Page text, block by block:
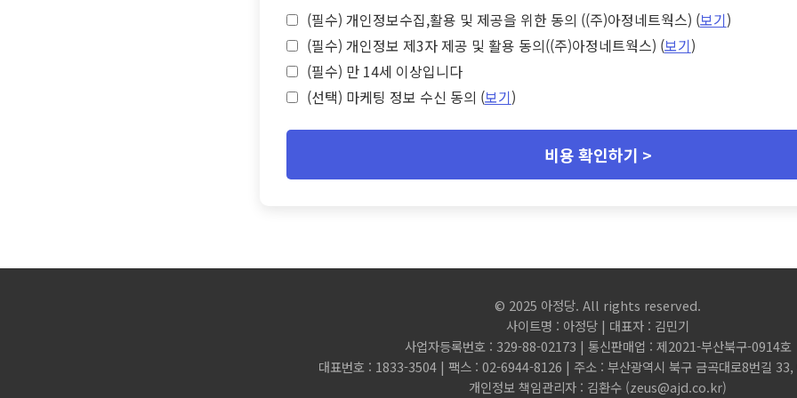
(필수) 개인정보수집,활용 및 제공을 위한 동의 ((주)아정네트웍스) (보기)
(필수) 개인정보 제3자 제공 및 활용 동의((주)아정네트웍스) (보기)
(필수) 만 14세 이상입니다
(선택) 마케팅 정보 수신 동의 (보기)
비용 확인하기 >
© 2025 아정당. All rights reserved.
사이트명 : 아정당 | 대표자 : 김민기
사업자등록번호 : 329-88-02173 | 통신판매업 : 제2021-부산북구-0914호
대표번호 : 1833-3504 | 팩스 : 02-6944-8126 | 주소 : 부산광역시 북구 금곡대로8번길 33,
개인정보 책임관리자 : 김환수 (zeus@ajd.co.kr)